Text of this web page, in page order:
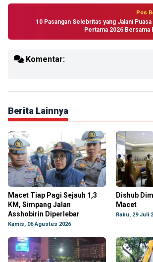
Pos
10 Pasangan Selebritas yang Jalani Puasa
Pertama 2026 Bersama
Komentar:
Berita Lainnya
Macet Tiap Pagi Sejauh 1,3
KM, Simpang Jalan
Asshobirin Diperlebar
Kamis, 06 Agustus 2026
Dishub
Macet
Rabu, 29 Juli